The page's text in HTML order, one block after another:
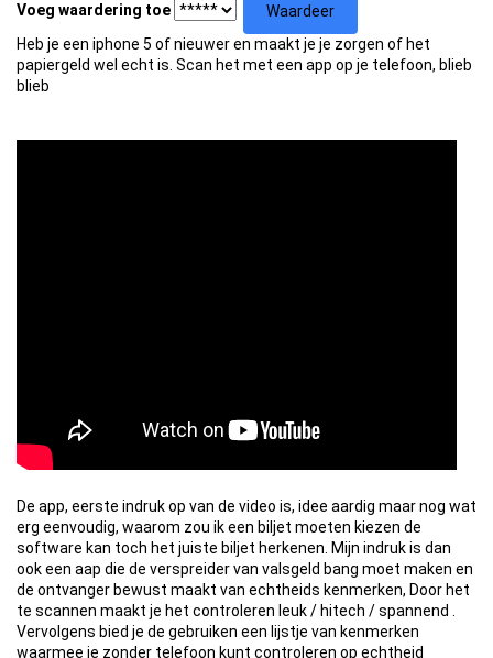
Voeg waardering toe
Heb je een iphone 5 of nieuwer en maakt je je zorgen of het
papiergeld wel echt is. Scan het met een app op je telefoon, blieb
blieb
De app, eerste indruk op van de video is, idee aardig maar nog wat
erg eenvoudig, waarom zou ik een biljet moeten kiezen de
software kan toch het juiste biljet herkenen. Mijn indruk is dan
ook een aap die de verspreider van valsgeld bang moet maken en
de ontvanger bewust maakt van echtheids kenmerken, Door het
te scannen maakt je het controleren leuk / hitech / spannend .
Vervolgens bied je de gebruiken een lijstje van kenmerken
waarmee je zonder telefoon kunt controleren op echtheid